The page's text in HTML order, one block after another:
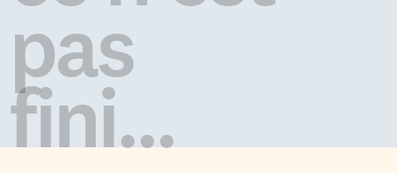
pas
fini...